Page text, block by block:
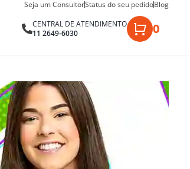
Seja um ConsultorStatus do seu pedidoBlog
CENTRAL DE ATENDIMENTO
11 2649-6030
0